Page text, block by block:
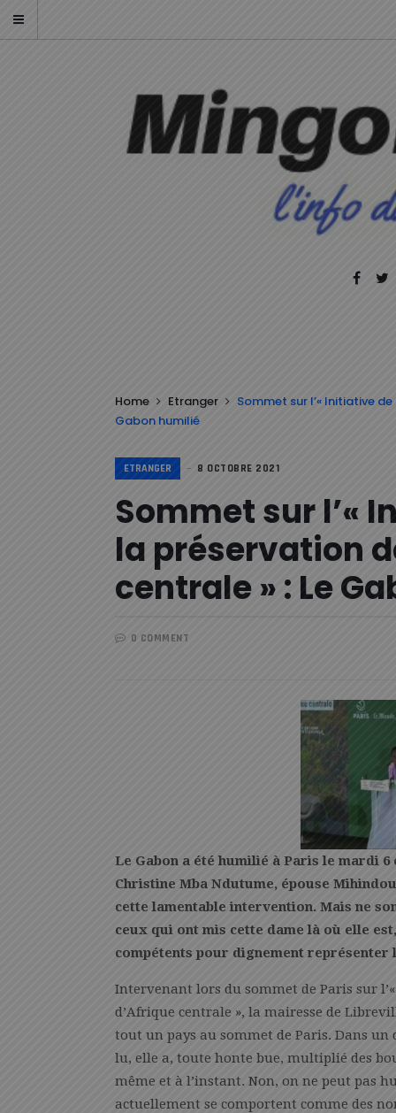
Home Etranger
Sommet sur l’« Initiative
Gabon humilié
ETRANGER 8 OCTOBRE 2021
Sommet sur l’«
la préservation
centrale » : Le
0 COMMENT
Le Gabon a été humilié à Paris le mardi
Christine Mba Ndutume, épouse
cette lamentable intervention. Mais ne
ceux qui ont mis cette dame là où elle
compétents pour dignement représenter
Intervenant lors du sommet de Paris sur
d’Afrique centrale », la mairesse de
tout un pays au sommet de Paris. Dans
lu, elle a, toute honte bue, multiplié des
même et à l’instant. Non, on ne peut pas
actuellement se comportent comme des